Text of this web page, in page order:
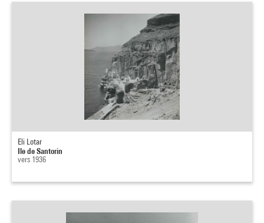
Eli Lotar
Ile de Santorin
vers 1936